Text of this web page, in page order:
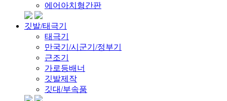
에어아치형간판
깃발/태극기
태극기
만국기/시군기/정부기
근조기
가로등배너
깃발제작
깃대/부속품